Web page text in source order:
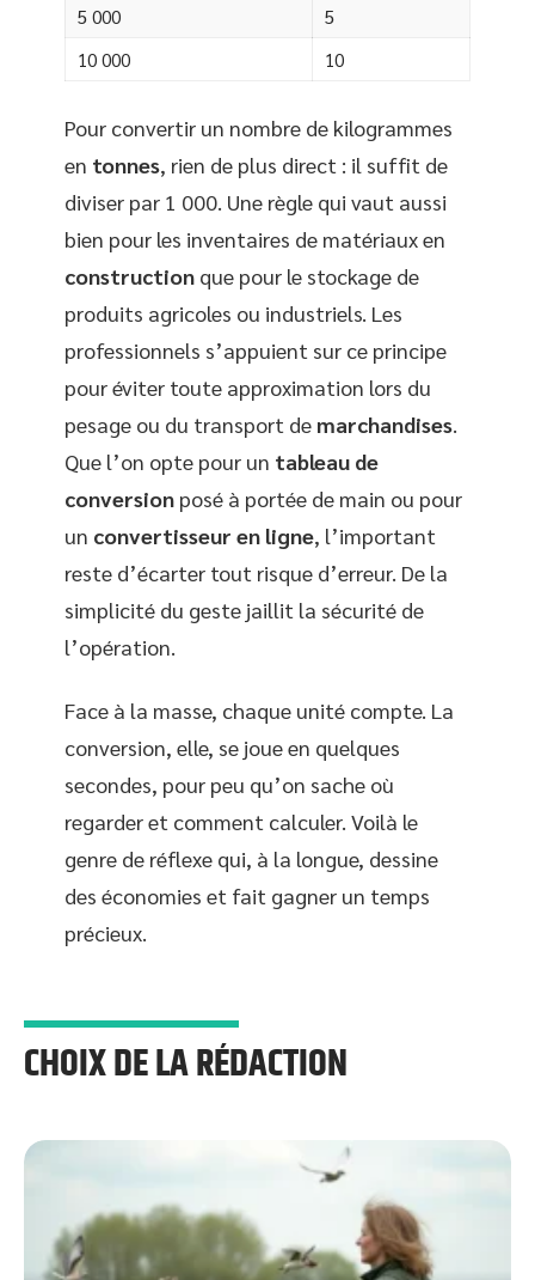
5 000
5
10 000
10
Pour convertir un nombre de kilogrammes
en tonnes, rien de plus direct : il suffit de
diviser par 1 000. Une règle qui vaut aussi
bien pour les inventaires de matériaux en
construction que pour le stockage de
produits agricoles ou industriels. Les
professionnels s’appuient sur ce principe
pour éviter toute approximation lors du
pesage ou du transport de marchandises.
Que l’on opte pour un tableau de
conversion posé à portée de main ou pour
un convertisseur en ligne, l’important
reste d’écarter tout risque d’erreur. De la
simplicité du geste jaillit la sécurité de
l’opération.
Face à la masse, chaque unité compte. La
conversion, elle, se joue en quelques
secondes, pour peu qu’on sache où
regarder et comment calculer. Voilà le
genre de réflexe qui, à la longue, dessine
des économies et fait gagner un temps
précieux.
CHOIX DE LA RÉDACTION